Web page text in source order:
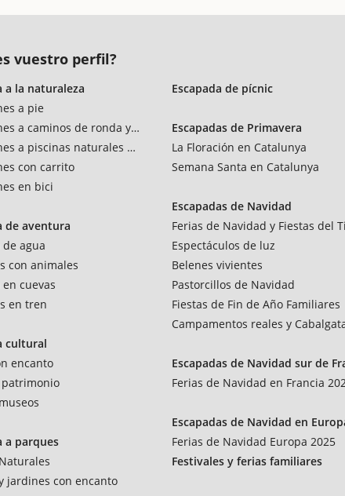
vuestro perfil?
a la naturaleza
a pie
a caminos de ronda y vías verdes
a piscinas naturales y rios
con carrito
en bici
de aventura
agua
con animales
cuevas
en tren
cultural
encanto
patrimonio
a parques
jardines con encanto
Escapada de pícnic
Escapadas de Primavera
La Floración en Catalunya
Semana Santa en Catalunya
Escapadas de Navidad
Ferias de Navidad y Fiestas del
Espectáculos de luz
Belenes vivientes
Pastorcillos de Navidad
Fiestas de Fin de Año Familiares
Campamentos reales y
Escapadas de Navidad sur de
Ferias de Navidad en Francia
Escapadas de Navidad en
Ferias de Navidad Europa 2025
Festivales y ferias familiares